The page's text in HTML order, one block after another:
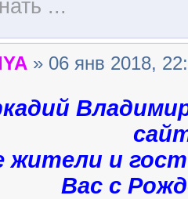
...
» 06 янв 2018,
жители и
Вас с